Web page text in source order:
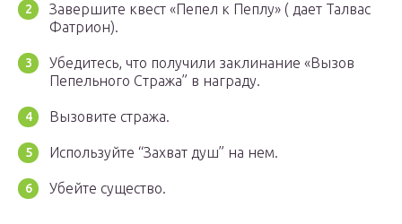
Завершите квест «Пепел к Пеплу» ( дает Талвас
Фатрион).
Убедитесь, что получили заклинание «Вызов
Пепельного Стража” в награду.
Вызовите стража.
Используйте “Захват душ” на нем.
Убейте существо.